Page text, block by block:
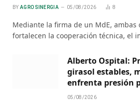
BY AGRO SINERGIA 05/08/2026 8
Mediante la firma de un MdE, ambas
fortalecen la cooperación técnica, el
Alberto Ospital:
girasol estables,
enfrenta presión
05/08/2026